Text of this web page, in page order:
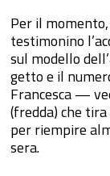
Per il
testimonino
sul modello
getto e il
Francesca —
(fredda) che
per riempire
sera.